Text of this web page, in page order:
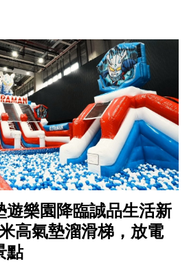
遊樂園降臨誠品生活新
高氣墊溜滑梯，放電
點